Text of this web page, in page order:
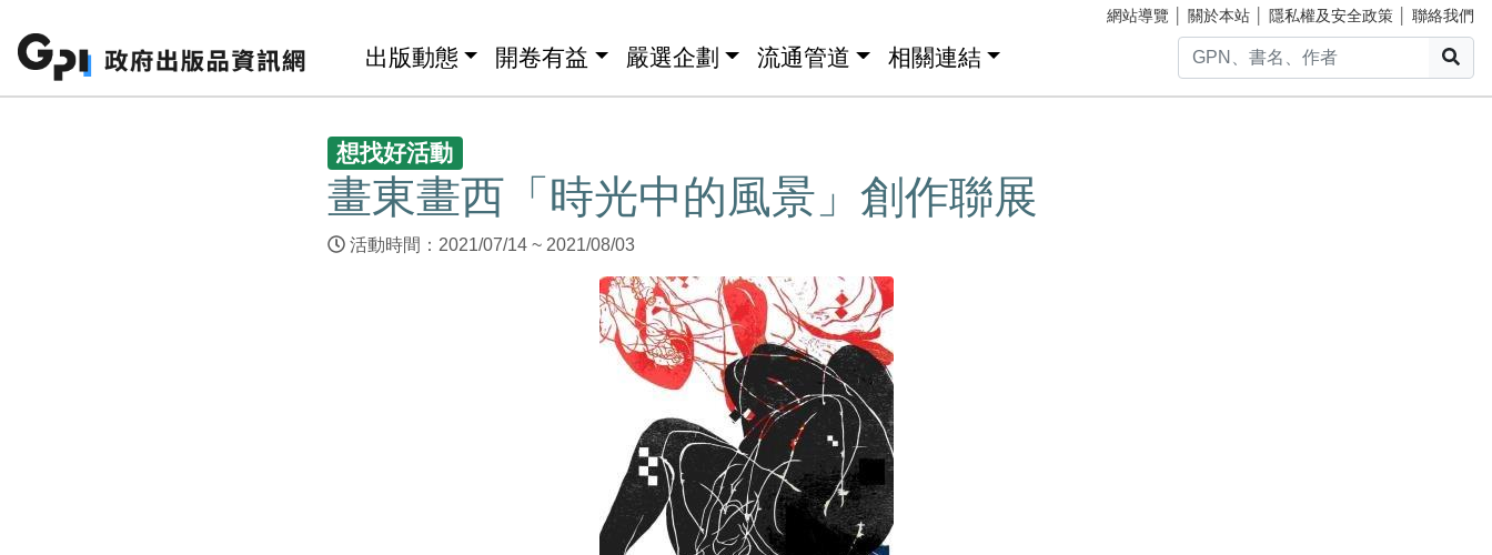
網站導覽 關於本站 隱私權及安全政策 聯絡我們
出版動態 開卷有益 嚴選企劃 流通管道 相關連結
想找好活動
畫東畫西「時光中的風景」創作聯展
活動時間：2021/07/14 ~ 2021/08/03